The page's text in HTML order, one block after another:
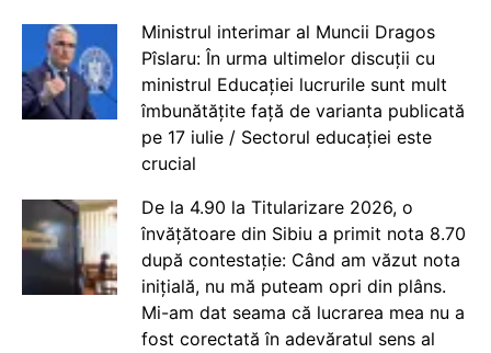
Ministrul interimar al Muncii Dragos
Pîslaru: În urma ultimelor discuții cu
ministrul Educației lucrurile sunt mult
îmbunătățite față de varianta publicată
pe 17 iulie / Sectorul educației este
crucial
De la 4.90 la Titularizare 2026, o
învățătoare din Sibiu a primit nota 8.70
după contestație: Când am văzut nota
inițială, nu mă puteam opri din plâns.
Mi-am dat seama că lucrarea mea nu a
fost corectată în adevăratul sens al